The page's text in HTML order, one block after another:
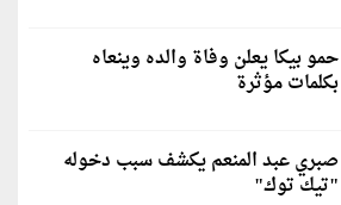
حمو بيكا يعلن وفاة والده وينعاه
بكلمات مؤثرة
صبري عبد المنعم يكشف سبب دخوله
"تيك توك"